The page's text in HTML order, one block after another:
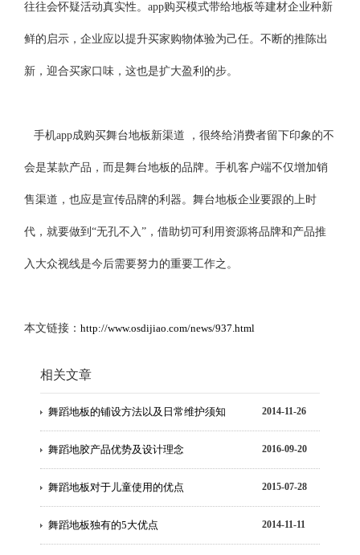
往往会怀疑活动真实性。app购买模式带给地板等建材企业种新
鲜的启示，企业应以提升买家购物体验为己任。不断的推陈出
新，迎合买家口味，这也是扩大盈利的步。
手机app成购买舞台地板新渠道 ，很终给消费者留下印象的不
会是某款产品，而是舞台地板的品牌。手机客户端不仅增加销
售渠道，也应是宣传品牌的利器。舞台地板企业要跟的上时
代，就要做到“无孔不入”，借助切可利用资源将品牌和产品推
入大众视线是今后需要努力的重要工作之。
本文链接：http://www.osdijiao.com/news/937.html
相关文章
2014-11-26
舞蹈地板的铺设方法以及日常维护须知
2016-09-20
舞蹈地胶产品优势及设计理念
2015-07-28
舞蹈地板对于儿童使用的优点
2014-11-11
舞蹈地板独有的5大优点